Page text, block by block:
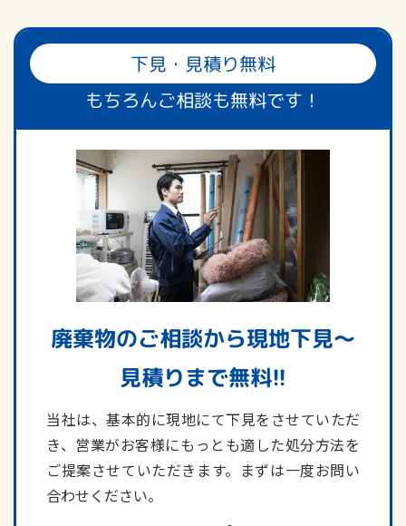
下見・見積り無料
もちろんご相談も無料です！
廃棄物のご相談から現地下見～
見積りまで無料!!
当社は、基本的に現地にて下見をさせていただ
き、営業がお客様にもっとも適した処分方法を
ご提案させていただきます。まずは一度お問い
合わせください。